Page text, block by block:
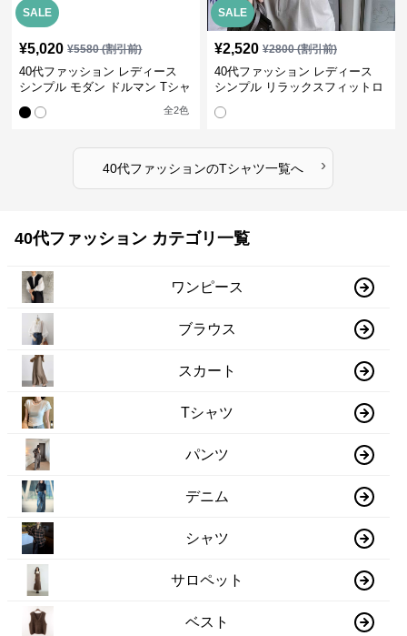
SALE
¥5,020 ¥5580(割引前)
40代ファッション レディース
シンプル モダン ドルマン Tシャ
全2色
SALE
¥2,520 ¥2800(割引前)
40代ファッション レディース
シンプル リラックスフィットロ
40代ファッションのTシャツ一覧へ ›
40代ファッション カテゴリ一覧
ワンピース
ブラウス
スカート
Tシャツ
パンツ
デニム
シャツ
サロペット
ベスト